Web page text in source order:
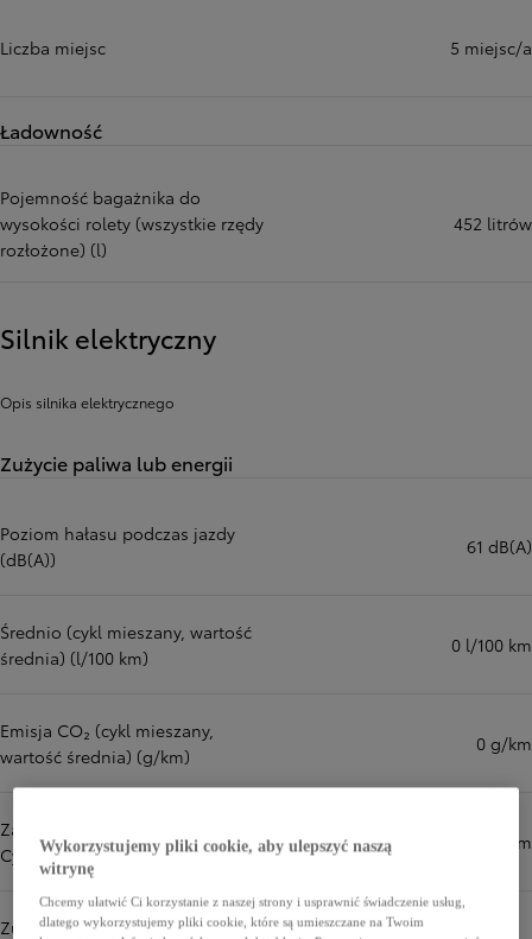
Liczba miejsc 5 miejsc/a
Ładowność
Pojemność bagażnika do
wysokości rolety (wszystkie rzędy
rozłożone) (l)
452 litrów
Silnik elektryczny
Opis silnika elektrycznego
Zużycie paliwa lub energii
Poziom hałasu podczas jazdy
(dB(A))
61 dB(A)
Średnio (cykl mieszany, wartość
średnia) (l/100 km)
0 l/100 km
Emisja CO₂ (cykl mieszany,
wartość średnia) (g/km)
0 g/km
Zasięg w trybie elektrycznym -
Cykl mieszany WLTP (km)
444 km
Zużycie energii - Cykl mieszany
Wykorzystujemy pliki cookie, aby ulepszyć naszą
witrynę
Chcemy ułatwić Ci korzystanie z naszej strony i usprawnić świadczenie usług,
dlatego wykorzystujemy pliki cookie, które są umieszczane na Twoim